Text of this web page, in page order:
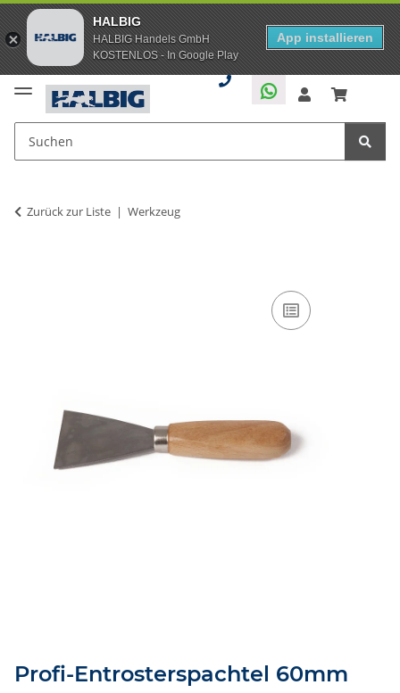
HALBIG
HALBIG Handels GmbH
KOSTENLOS - In Google Play
App installieren
Zurück zur Liste Werkzeug
Profi-Entrosterspachtel 60mm